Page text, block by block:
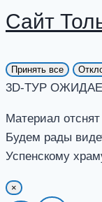
Сайт
Принять все
3D-ТУР
Материал
Будем рады
Успенскому
×